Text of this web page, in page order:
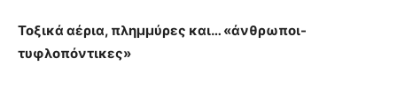
Τοξικά αέρια, πλημμύρες και… «άνθρωποι-
τυφλοπόντικες»